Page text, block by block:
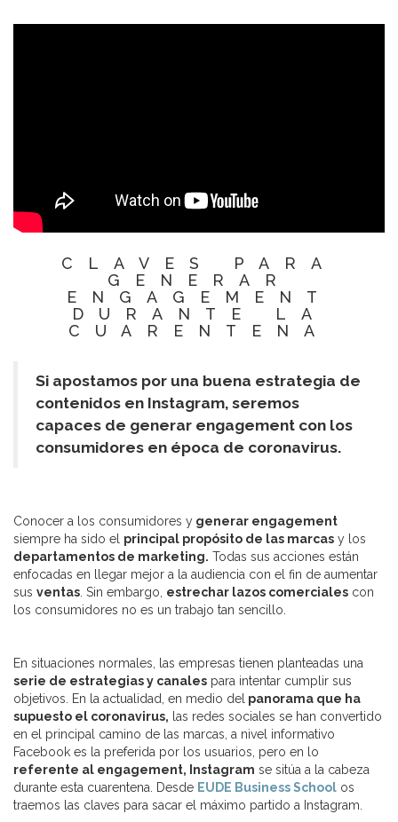
CLAVES PARA
GENERAR
ENGAGEMENT
DURANTE LA
CUARENTENA
Si apostamos por una buena estrategia de
contenidos en Instagram, seremos
capaces de generar engagement con los
consumidores en época de coronavirus.
Conocer a los consumidores y generar engagement
siempre ha sido el principal propósito de las marcas y los
departamentos de marketing. Todas sus acciones están
enfocadas en llegar mejor a la audiencia con el fin de aumentar
sus ventas. Sin embargo, estrechar lazos comerciales con
los consumidores no es un trabajo tan sencillo.
En situaciones normales, las empresas tienen planteadas una
serie de estrategias y canales para intentar cumplir sus
objetivos. En la actualidad, en medio del panorama que ha
supuesto el coronavirus, las redes sociales se han convertido
en el principal camino de las marcas, a nivel informativo
Facebook es la preferida por los usuarios, pero en lo
referente al engagement, Instagram se sitúa a la cabeza
durante esta cuarentena. Desde EUDE Business School os
traemos las claves para sacar el máximo partido a Instagram.